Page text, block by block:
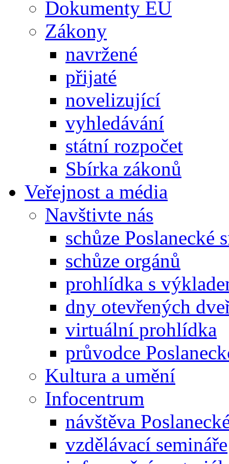
Dokumenty EU
Zákony
navržené
přijaté
novelizující
vyhledávání
státní rozpočet
Sbírka zákonů
Veřejnost a média
Navštivte nás
schůze Poslanecké
schůze orgánů
prohlídka s
dny otevřených
virtuální prohlídka
průvodce
Kultura a umění
Infocentrum
návštěva
vzdělávací semináře